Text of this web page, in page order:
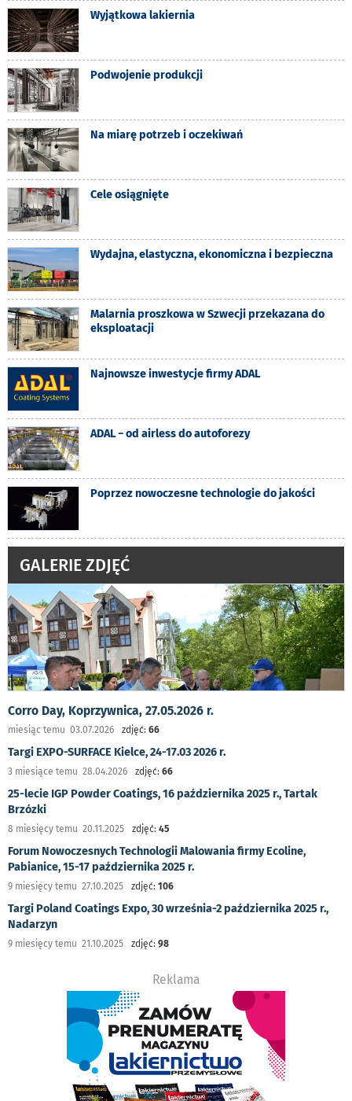
Wyjątkowa lakiernia
Podwojenie produkcji
Na miarę potrzeb i oczekiwań
Cele osiągnięte
Wydajna, elastyczna, ekonomiczna i bezpieczna
Malarnia proszkowa w Szwecji przekazana do
eksploatacji
Najnowsze inwestycje firmy ADAL
ADAL − od airless do autoforezy
Poprzez nowoczesne technologie do jakości
GALERIE ZDJĘĆ
Corro Day, Koprzywnica, 27.05.2026 r.
miesiąc temu 03.07.2026 zdjęć: 66
Targi EXPO-SURFACE Kielce, 24-17.03 2026 r.
3 miesiące temu 28.04.2026 zdjęć: 66
25-lecie IGP Powder Coatings, 16 października 2025 r., Tartak
Brzózki
8 miesięcy temu 20.11.2025 zdjęć: 45
Forum Nowoczesnych Technologii Malowania firmy Ecoline,
Pabianice, 15-17 października 2025 r.
9 miesięcy temu 27.10.2025 zdjęć: 106
Targi Poland Coatings Expo, 30 września-2 października 2025 r.,
Nadarzyn
9 miesięcy temu 21.10.2025 zdjęć: 98
Reklama